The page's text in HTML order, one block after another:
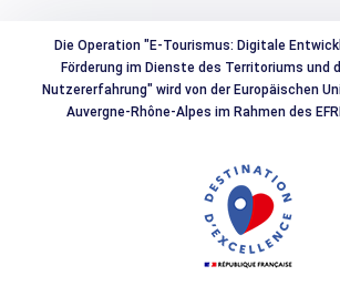
Die Operation "E-Tourismus: Digitale
Förderung im Dienste des Territoriums und
Nutzererfahrung" wird von der Europäischen
Auvergne-Rhône-Alpes im Rahmen des